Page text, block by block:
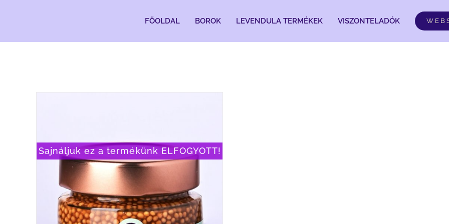
FŐOLDAL BOROK LEVENDULA TERMÉKEK VISZONTELADÓK
Sajnáljuk ez a termékünk ELFOGYOTT!